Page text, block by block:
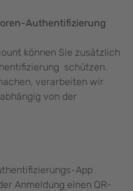
Authentifizierung
können Sie zusätzlich
schützen.
verarbeiten wir
von der
App
Anmeldung einen QR-